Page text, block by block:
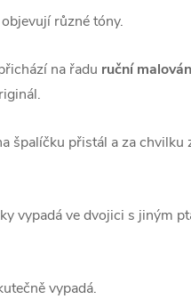
různé tóny.
na řadu ruční
špalíčku přistál a za chvilku
vypadá ve dvojici s jiným
vypadá.